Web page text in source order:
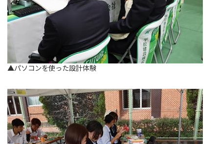
▲パソコンを使った設計体験